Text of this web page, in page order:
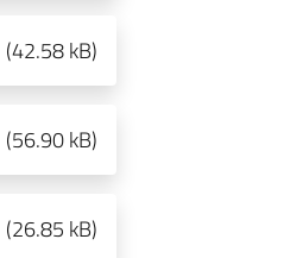
(42.58 kB)
(56.90 kB)
(26.85 kB)